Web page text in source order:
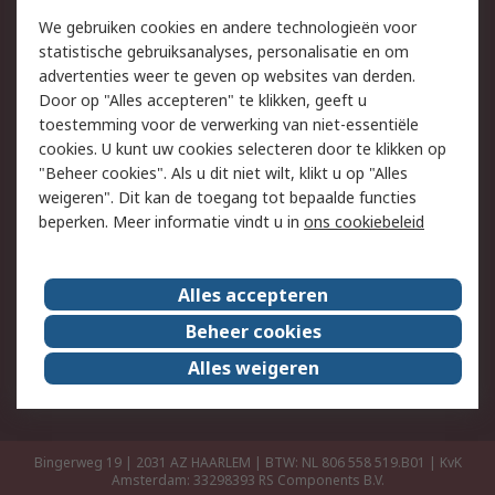
Track & Trace
Wettelijk
Cookiebeleid
Email veiligheid
Privacybeleid
Websitevoorwaarden
Algemene
verkoopvoorwaarden
Over RS
RS Group
Over ons
RS wereldwijd
Werken bij RS
ESG
Bingerweg 19 | 2031 AZ HAARLEM | BTW: NL 806 558 519.B01 | KvK
Amsterdam: 33298393 RS Components B.V.
We gebruiken cookies en andere technologieën voor
statistische gebruiksanalyses, personalisatie en om
advertenties weer te geven op websites van derden.
Door op "Alles accepteren" te klikken, geeft u
toestemming voor de verwerking van niet-essentiële
cookies. U kunt uw cookies selecteren door te klikken op
"Beheer cookies". Als u dit niet wilt, klikt u op "Alles
weigeren". Dit kan de toegang tot bepaalde functies
beperken. Meer informatie vindt u in ons cookiebeleid
Alles accepteren
Beheer cookies
Alles weigeren